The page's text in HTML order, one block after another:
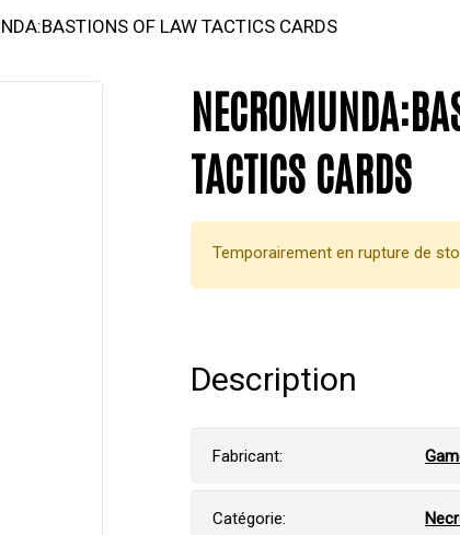
OF LAW TACTICS CARDS
TACTICS CARDS
Temporairement en rupture de
Description
Fabricant:
Catégorie: